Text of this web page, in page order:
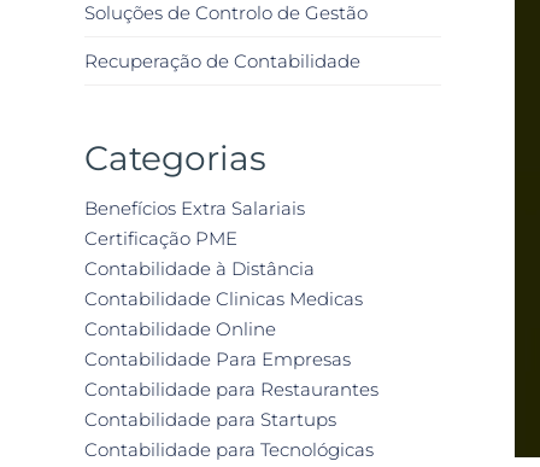
Soluções de Controlo de Gestão
Recuperação de Contabilidade
Categorias
Benefícios Extra Salariais
Certificação PME
Contabilidade à Distância
Contabilidade Clinicas Medicas
Contabilidade Online
Contabilidade Para Empresas
Contabilidade para Restaurantes
Contabilidade para Startups
Contabilidade para Tecnológicas